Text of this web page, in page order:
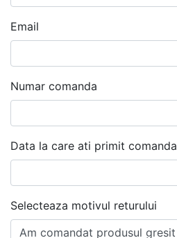
Email
Numar comanda
Data la care ati primit comanda
Selecteaza motivul returului